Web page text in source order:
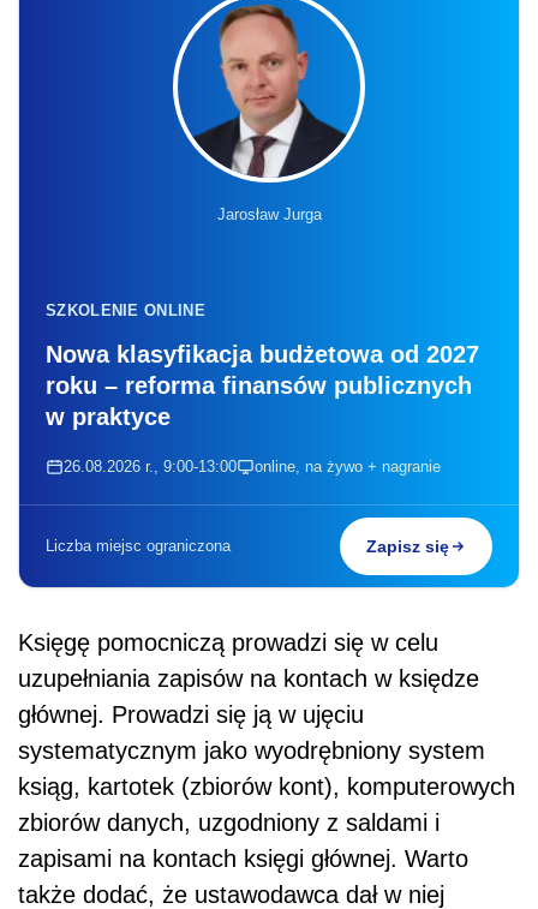
Jarosław Jurga
SZKOLENIE ONLINE
Nowa klasyfikacja budżetowa od 2027
roku – reforma finansów publicznych
w praktyce
26.08.2026 r., 9:00-13:00 online, na żywo + nagranie
Liczba miejsc ograniczona Zapisz się
Księgę pomocniczą prowadzi się w celu
uzupełniania zapisów na kontach w księdze
głównej. Prowadzi się ją w ujęciu
systematycznym jako wyodrębniony system
ksiąg, kartotek (zbiorów kont), komputerowych
zbiorów danych, uzgodniony z saldami i
zapisami na kontach księgi głównej. Warto
także dodać, że ustawodawca dał w niej